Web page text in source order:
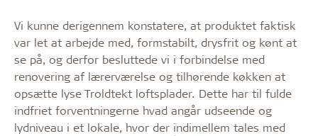
Vi kunne derigennem konstatere, at produktet faktisk
var let at arbejde med, formstabilt, drysfrit og kønt at
se på, og derfor besluttede vi i forbindelse med
renovering af lærerværelse og tilhørende køkken at
opsætte lyse Troldtekt loftsplader. Dette har til fulde
indfriet forventningerne hvad angår udseende og
lydniveau i et lokale, hvor der indimellem tales med